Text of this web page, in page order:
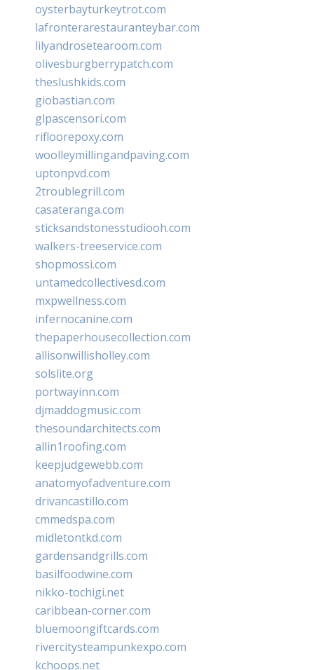
oysterbayturkeytrot.com
lafronterarestauranteybar.com
lilyandrosetearoom.com
olivesburgberrypatch.com
theslushkids.com
giobastian.com
glpascensori.com
rifloorepoxy.com
woolleymillingandpaving.com
uptonpvd.com
2troublegrill.com
casateranga.com
sticksandstonesstudiooh.com
walkers-treeservice.com
shopmossi.com
untamedcollectivesd.com
mxpwellness.com
infernocanine.com
thepaperhousecollection.com
allisonwillisholley.com
solslite.org
portwayinn.com
djmaddogmusic.com
thesoundarchitects.com
allin1roofing.com
keepjudgewebb.com
anatomyofadventure.com
drivancastillo.com
cmmedspa.com
midletontkd.com
gardensandgrills.com
basilfoodwine.com
nikko-tochigi.net
caribbean-corner.com
bluemoongiftcards.com
rivercitysteampunkexpo.com
kchoops.net